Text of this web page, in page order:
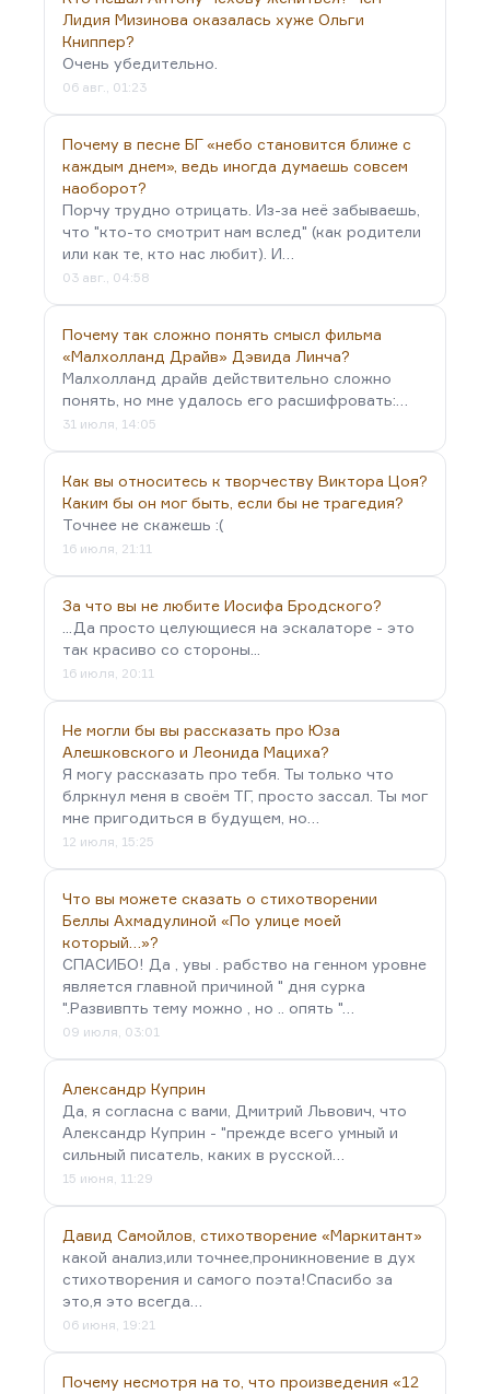
Лидия Мизинова оказалась хуже Ольги
Книппер?
Очень убедительно.
06 авг., 01:23
Почему в песне БГ «небо становится ближе с
каждым днем», ведь иногда думаешь совсем
наоборот?
Порчу трудно отрицать. Из-за неё забываешь,
что "кто-то смотрит нам вслед" (как родители
или как те, кто нас любит). И…
03 авг., 04:58
Почему так сложно понять смысл фильма
«Малхолланд Драйв» Дэвида Линча?
Малхолланд драйв действительно сложно
понять, но мне удалось его расшифровать:…
31 июля, 14:05
Как вы относитесь к творчеству Виктора Цоя?
Каким бы он мог быть, если бы не трагедия?
Точнее не скажешь :(
16 июля, 21:11
За что вы не любите Иосифа Бродского?
...Да просто целующиеся на эскалаторе - это
так красиво со стороны...
16 июля, 20:11
Не могли бы вы рассказать про Юза
Алешковского и Леонида Мациха?
Я могу рассказать про тебя. Ты только что
блркнул меня в своём ТГ, просто зассал. Ты мог
мне пригодиться в будущем, но…
12 июля, 15:25
Что вы можете сказать о стихотворении
Беллы Ахмадулиной «По улице моей
который…»?
СПАСИБО! Да , увы . рабство на генном уровне
является главной причиной " дня сурка
".Развивпть тему можно , но .. опять "…
09 июля, 03:01
Александр Куприн
Да, я согласна с вами, Дмитрий Львович, что
Александр Куприн - "прежде всего умный и
сильный писатель, каких в русской…
15 июня, 11:29
Давид Самойлов, стихотворение «Маркитант»
какой анализ,или точнее,проникновение в дух
стихотворения и самого поэта!Спасибо за
это,я это всегда…
06 июня, 19:21
Почему несмотря на то, что произведения «12